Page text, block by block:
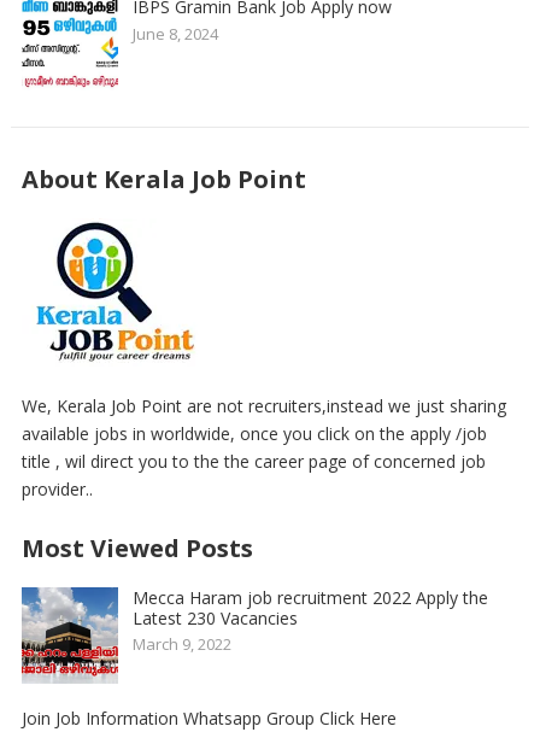
IBPS Gramin Bank Job Apply now
June 8, 2024
About Kerala Job Point
We, Kerala Job Point are not recruiters,instead we just sharing
available jobs in worldwide, once you click on the apply /job
title , wil direct you to the the career page of concerned job
provider..
Most Viewed Posts
Mecca Haram job recruitment 2022 Apply the
Latest 230 Vacancies
March 9, 2022
Join Job Information Whatsapp Group Click Here